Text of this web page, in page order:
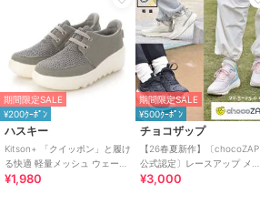
期間限定SALE
¥200ｸｰﾎﾟﾝ
ハスキー
Kitson+ 「クイッポン」と履け
る快適 軽量メッシュ ウェーブ
ソール レースアップスニーカ
¥1,980
期間限定SALE
¥500ｸｰﾎﾟﾝ
チョコザップ
【26春夏新作】〔chocoZAP
公式認定〕レースアップ メッ
シュ グラデーション スニーカ
¥3,000